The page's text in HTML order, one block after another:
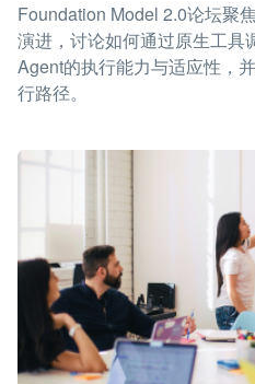
Foundation Model 2.0论坛聚
演进，讨论如何通过原生工具
Agent的执行能力与适应性，
行路径。